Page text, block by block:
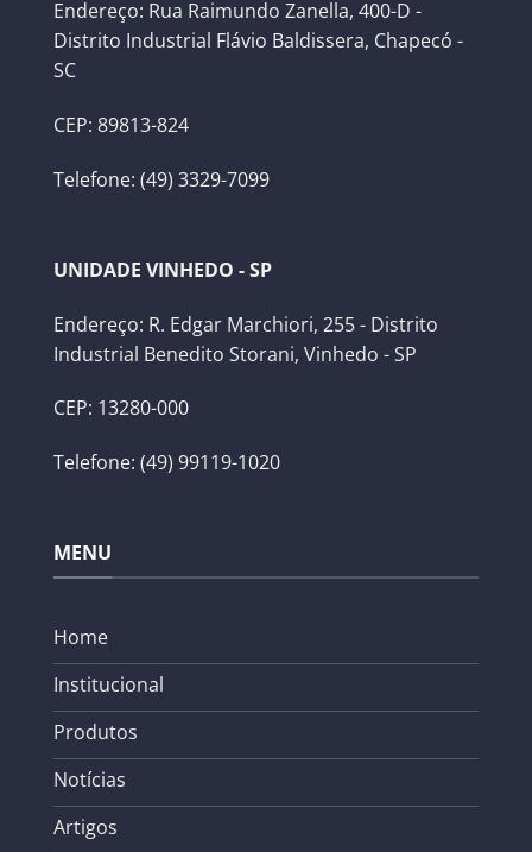
Endereço: Rua Raimundo Zanella, 400-D -
Distrito Industrial Flávio Baldissera, Chapecó -
SC
CEP: 89813-824
Telefone: (49) 3329-7099
UNIDADE VINHEDO - SP
Endereço: R. Edgar Marchiori, 255 - Distrito
Industrial Benedito Storani, Vinhedo - SP
CEP: 13280-000
Telefone: (49) 99119-1020
MENU
Home
Institucional
Produtos
Notícias
Artigos